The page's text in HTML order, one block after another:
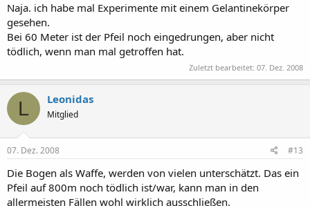
Naja. ich habe mal Experimente mit einem Gelantinekörper
gesehen.
Bei 60 Meter ist der Pfeil noch eingedrungen, aber nicht
tödlich, wenn man mal getroffen hat.
Zuletzt bearbeitet: 07. Dez. 2008
L Leonidas
Mitglied
07. Dez. 2008 #13
Die Bogen als Waffe, werden von vielen unterschätzt. Das ein
Pfeil auf 800m noch tödlich ist/war, kann man in den
allermeisten Fällen wohl wirklich ausschließen.